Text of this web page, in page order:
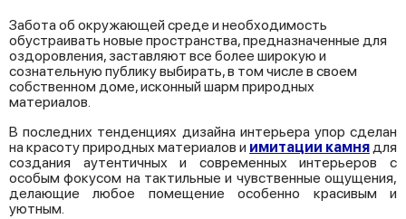
Забота об окружающей среде и необходимость
обустраивать новые пространства, предназначенные для
оздоровления, заставляют все более широкую и
сознательную публику выбирать, в том числе в своем
собственном доме, исконный шарм природных
материалов.
В последних тенденциях дизайна интерьера упор сделан
на красоту природных материалов и имитации камнядля
создания аутентичных и современных интерьеров с
особым фокусом на тактильные и чувственные ощущения,
делающие любое помещение особенно красивым и
уютным.